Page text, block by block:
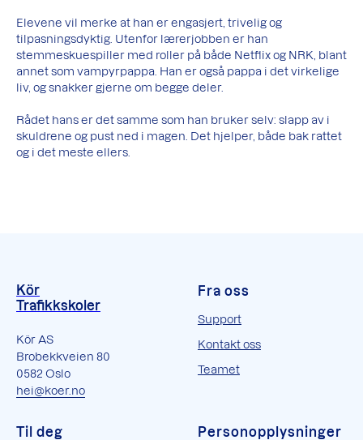
Elevene vil merke at han er engasjert, trivelig og
tilpasningsdyktig. Utenfor lærerjobben er han
stemmeskuespiller med roller på både Netflix og NRK, blant
annet som vampyrpappa. Han er også pappa i det virkelige
liv, og snakker gjerne om begge deler.
Rådet hans er det samme som han bruker selv: slapp av i
skuldrene og pust ned i magen. Det hjelper, både bak rattet
og i det meste ellers.
Kör
Trafikkskoler
Kör AS
Brobekkveien 80
0582 Oslo
hei@koer.no
Fra oss
Support
Kontakt oss
Teamet
Til deg Personopplysninger